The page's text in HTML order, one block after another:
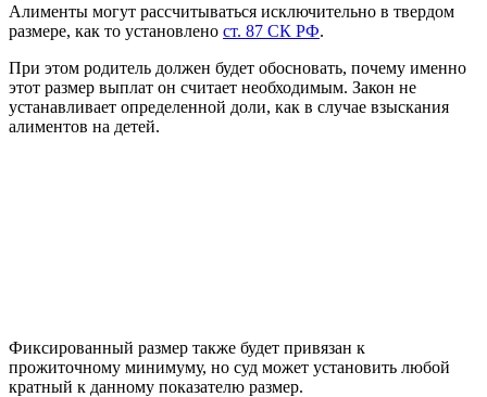
Алименты могут рассчитываться исключительно в твердом
размере, как то установлено ст. 87 СК РФ.
При этом родитель должен будет обосновать, почему именно
этот размер выплат он считает необходимым. Закон не
устанавливает определенной доли, как в случае взыскания
алиментов на детей.
Фиксированный размер также будет привязан к
прожиточному минимуму, но суд может установить любой
кратный к данному показателю размер.